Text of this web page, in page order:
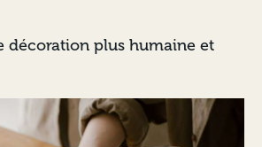
décoration plus humaine et